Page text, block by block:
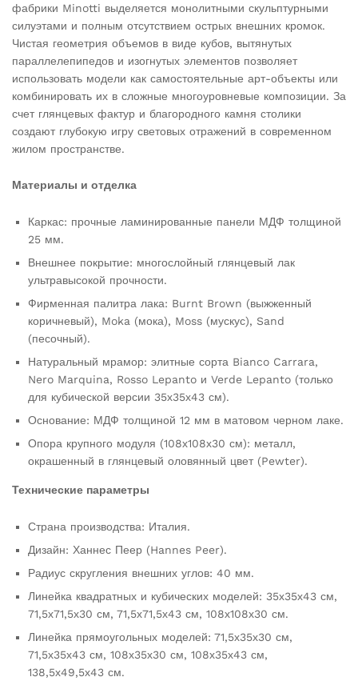
фабрики Minotti выделяется монолитными скульптурными
силуэтами и полным отсутствием острых внешних кромок.
Чистая геометрия объемов в виде кубов, вытянутых
параллелепипедов и изогнутых элементов позволяет
использовать модели как самостоятельные арт-объекты или
комбинировать их в сложные многоуровневые композиции. За
счет глянцевых фактур и благородного камня столики
создают глубокую игру световых отражений в современном
жилом пространстве.
Материалы и отделка
Каркас: прочные ламинированные панели МДФ толщиной
25 мм.
Внешнее покрытие: многослойный глянцевый лак
ультравысокой прочности.
Фирменная палитра лака: Burnt Brown (выжженный
коричневый), Moka (мока), Moss (мускус), Sand
(песочный).
Натуральный мрамор: элитные сорта Bianco Carrara,
Nero Marquina, Rosso Lepanto и Verde Lepanto (только
для кубической версии 35х35х43 см).
Основание: МДФ толщиной 12 мм в матовом черном лаке.
Опора крупного модуля (108х108х30 см): металл,
окрашенный в глянцевый оловянный цвет (Pewter).
Технические параметры
Страна производства: Италия.
Дизайн: Ханнес Пеер (Hannes Peer).
Радиус скругления внешних углов: 40 мм.
Линейка квадратных и кубических моделей: 35х35х43 см,
71,5х71,5х30 см, 71,5х71,5х43 см, 108х108х30 см.
Линейка прямоугольных моделей: 71,5х35х30 см,
71,5х35х43 см, 108х35х30 см, 108х35х43 см,
138,5х49,5х43 см.